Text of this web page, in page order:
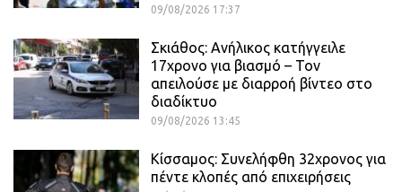
09/08/2026 17:37
Σκιάθος: Ανήλικος κατήγγειλε
17χρονο για βιασμό – Τον
απειλούσε με διαρροή βίντεο στο
διαδίκτυο
09/08/2026 13:45
Κίσσαμος: Συνελήφθη 32χρονος για
πέντε κλοπές από επιχειρήσεις